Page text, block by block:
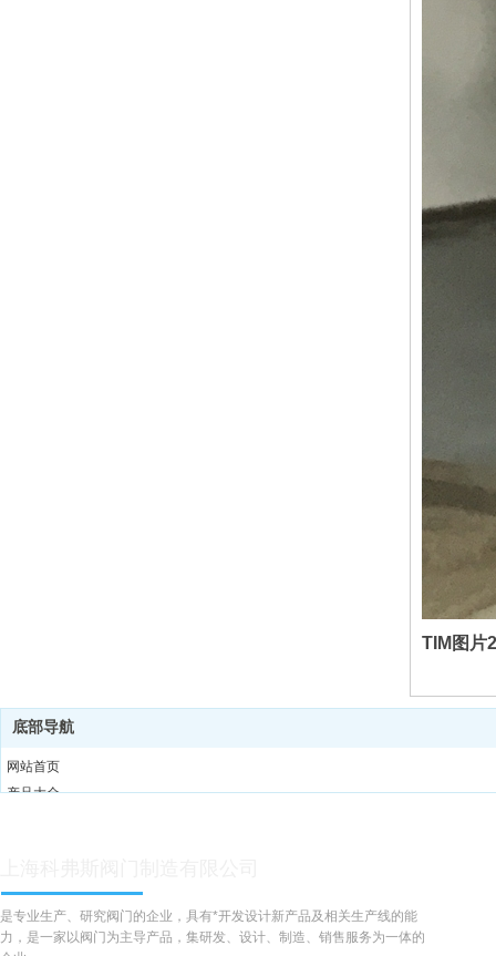
TIM图片
底部导航
网站首页
产品大全
联系我们
是专业生产、研究阀门的企业，具有*开发设计新产品及相关生产线的能
力，是一家以阀门为主导产品，集研发、设计、制造、销售服务为一体的